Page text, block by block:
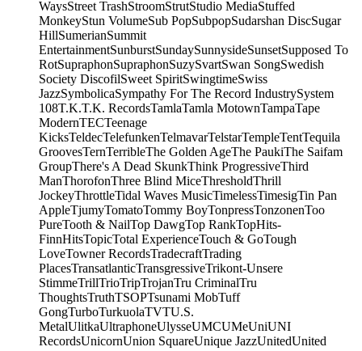
WaysStreet TrashStroomStrutStudio MediaStuffed
MonkeyStun VolumeSub PopSubpopSudarshan DiscSugar
HillSumerianSummit
EntertainmentSunburstSundaySunnysideSunsetSupposed To
RotSupraphonSupraphonSuzySvartSwan SongSwedish
Society DiscofilSweet SpiritSwingtimeSwiss
JazzSymbolicaSympathy For The Record IndustrySystem
108T.K.T.K. RecordsTamlaTamla MotownTampaTape
ModernTECTeenage
KicksTeldecTelefunkenTelmavarTelstarTempleTentTequila
GroovesTernTerribleThe Golden AgeThe PaukiThe Saifam
GroupThere's A Dead SkunkThink ProgressiveThird
ManThorofonThree Blind MiceThresholdThrill
JockeyThrottleTidal Waves MusicTimelessTimesigTin Pan
AppleTjumyTomatoTommy BoyTonpressTonzonenToo
PureTooth & NailTop DawgTop RankTopHits-
FinnHitsTopicTotal ExperienceTouch & GoTough
LoveTowner RecordsTradecraftTrading
PlacesTransatlanticTransgressiveTrikont-Unsere
StimmeTrillTrioTripTrojanTru CriminalTru
ThoughtsTruthTSOPTsunami MobTuff
GongTurboTurkuolaTVTU.S.
MetalUlitkaUltraphoneUlysseUMCUMeUniUNI
RecordsUnicornUnion SquareUnique JazzUnitedUnited